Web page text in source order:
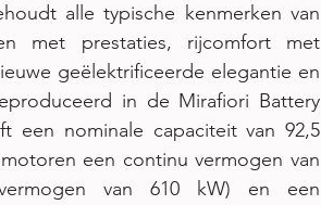
alle typische kenmerken van
met prestaties, rijcomfort met
geëlektrificeerde elegantie en
in de Mirafiori Battery
een nominale capaciteit van 92,5
een continu vermogen van
van 610 kW) en een